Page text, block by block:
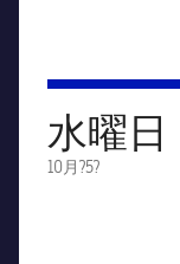
水曜日
10月?5?